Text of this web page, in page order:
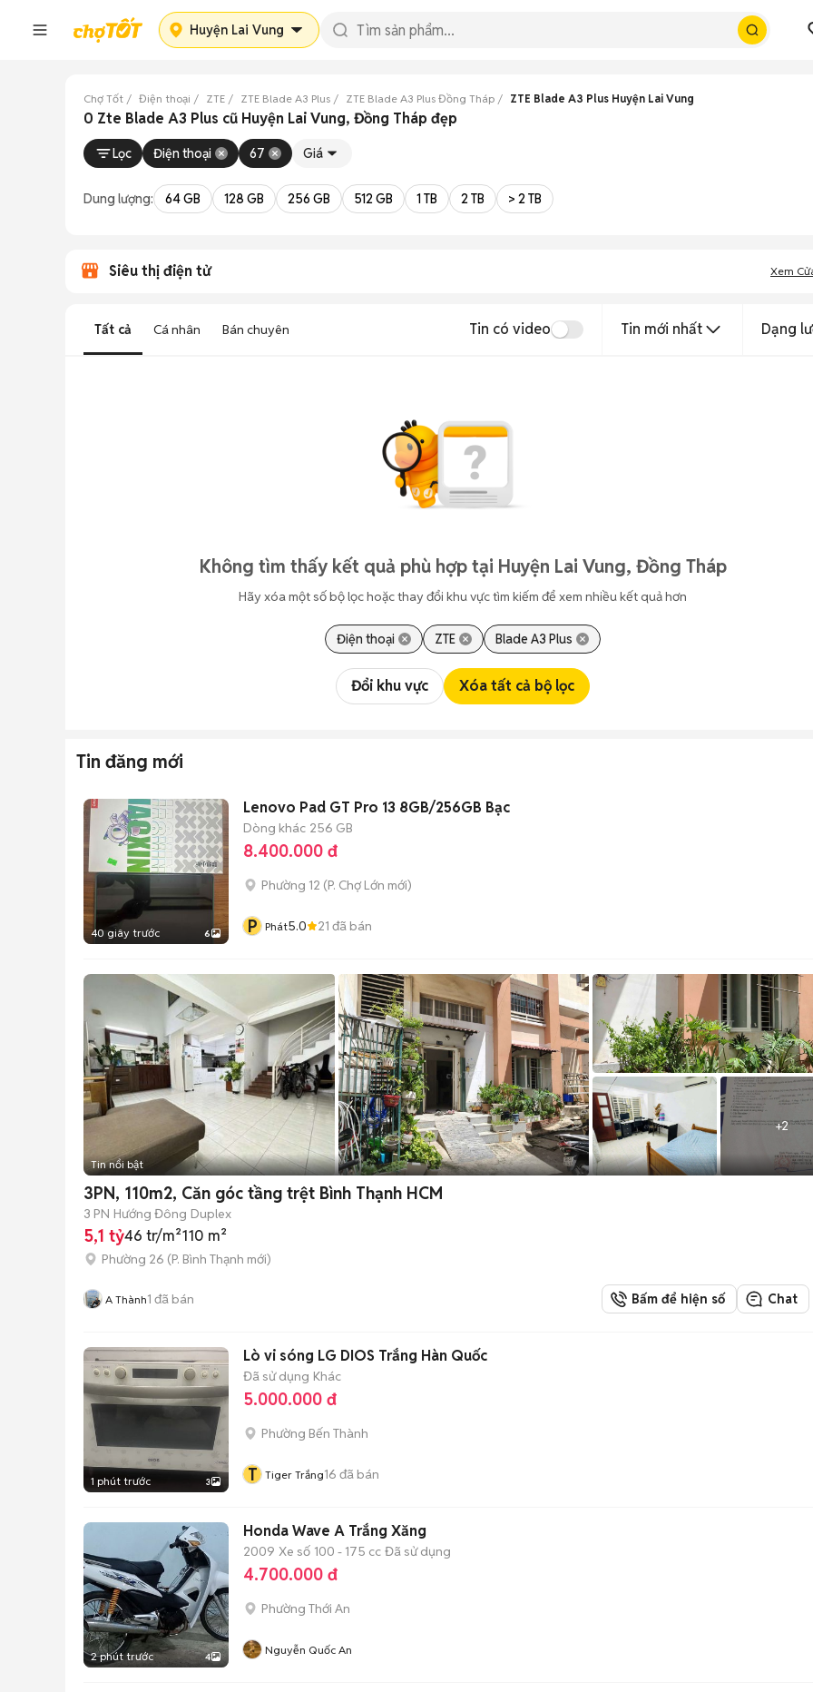
Huyện Lai Vung
Chợ Tốt Điện thoại ZTE ZTE Blade A3 Plus ZTE Blade A3 Plus Đồng Tháp ZTE Blade A3 Plus Huyện Lai Vung
0 Zte Blade A3 Plus cũ Huyện Lai Vung, Đồng Tháp đẹp
Lọc Điện thoại 67 Giá
Dung lượng: 64 GB 128 GB 256 GB 512 GB 1 TB 2 TB > 2 TB
Siêu thị điện tử Xem
Tất cả Cá nhân Bán chuyên Tin có video Tin mới nhất Dạng
Không tìm thấy kết quả phù hợp tại Huyện Lai Vung, Đồng Tháp
Hãy xóa một số bộ lọc hoặc thay đổi khu vực tìm kiếm để xem nhiều kết quả hơn
Điện thoại ZTE Blade A3 Plus
Đổi khu vực Xóa tất cả bộ lọc
Tin đăng mới
40 giây trước 6
Lenovo Pad GT Pro 13 8GB/256GB Bạc
Dòng khác 256 GB
8.400.000 đ
Phường 12 (P. Chợ Lớn mới)
P Phát5.0 21 đã bán
+2
Tin nổi bật
3PN, 110m2, Căn góc tầng trệt Bình Thạnh HCM
3 PN Hướng Đông Duplex
5,1 tỷ46 tr/m²110 m²
Phường 26 (P. Bình Thạnh mới)
A Thành1 đã bán Bấm để hiện số Chat
1 phút trước 3
Lò vi sóng LG DIOS Trắng Hàn Quốc
Đã sử dụng Khác
5.000.000 đ
Phường Bến Thành
T Tiger Trắng16 đã bán
2 phút trước 4
Honda Wave A Trắng Xăng
2009 Xe số 100 - 175 cc Đã sử dụng
4.700.000 đ
Phường Thới An
Nguyễn Quốc An